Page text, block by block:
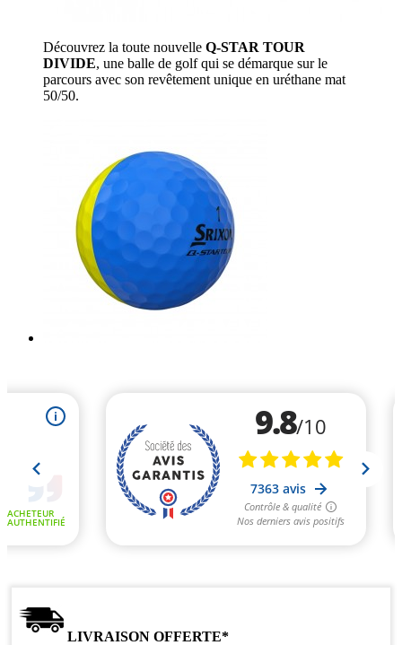
Découvrez la toute nouvelle Q-STAR TOUR
DIVIDE, une balle de golf qui se démarque sur le
parcours avec son revêtement unique en uréthane mat
50/50.
LIVRAISON OFFERTE*